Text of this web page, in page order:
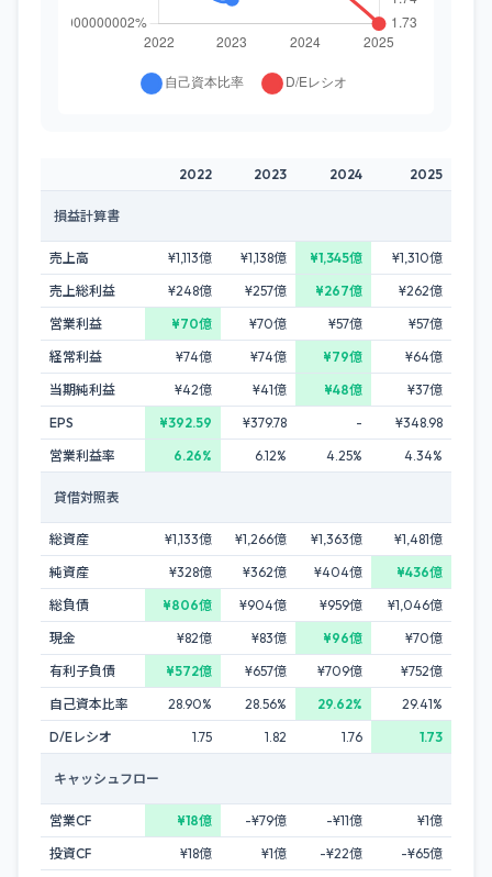
2022 2023 2024 2025
損益計算書
売上高 ¥1,113億 ¥1,138億 ¥1,345億
¥1,310億
売上総利益
¥248億 ¥257億 ¥267億
¥262億
営業利益
¥70億 ¥70億 ¥57億
¥57億
経常利益
¥74億 ¥74億 ¥79億
¥64億
当期純利益
¥42億 ¥41億 ¥48億
¥37億
EPS
¥392.59 ¥379.78 -
¥348.98
営業利益率
6.26% 6.12% 4.25% 4.34%
貸借対照表
総資産 ¥1,133億 ¥1,266億 ¥1,363億
¥1,481億
純資産
¥328億 ¥362億 ¥404億
¥436億
総負債
¥806億 ¥904億 ¥959億
¥1,046億
現金
¥82億 ¥83億 ¥96億
¥70億
有利子負債
¥572億 ¥657億 ¥709億
¥752億
自己資本比率
28.90% 28.56% 29.62%
29.41%
D/Eレシオ
1.75 1.82 1.76 1.73
キャッシュフロー
営業CF ¥18億 -¥79億 -¥11億
¥1億
投資CF
¥18億 ¥1億 -¥22億
-¥65億